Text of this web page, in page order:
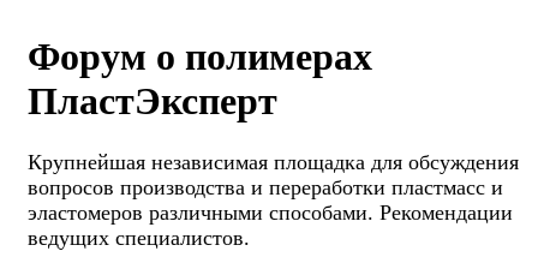
Форум о полимерах
ПластЭксперт
Крупнейшая независимая площадка для обсуждения
вопросов производства и переработки пластмасс и
эластомеров различными способами. Рекомендации
ведущих специалистов.